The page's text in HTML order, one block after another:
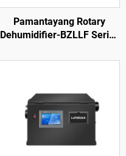
Pamantayang Rotary
Dehumidifier-BZLLF Series